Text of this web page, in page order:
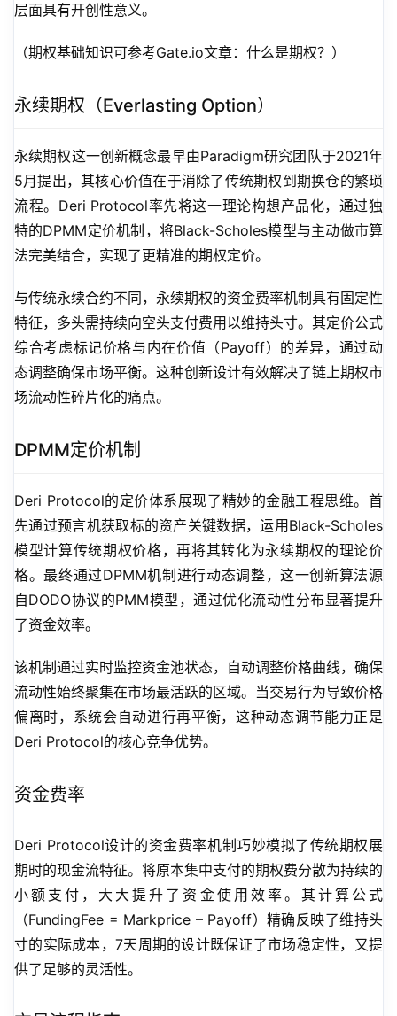
层面具有开创性意义。
（期权基础知识可参考Gate.io文章：什么是期权？）
永续期权（Everlasting Option）
永续期权这一创新概念最早由Paradigm研究团队于2021年
5月提出，其核心价值在于消除了传统期权到期换仓的繁琐
流程。Deri Protocol率先将这一理论构想产品化，通过独
特的DPMM定价机制，将Black-Scholes模型与主动做市算
法完美结合，实现了更精准的期权定价。
与传统永续合约不同，永续期权的资金费率机制具有固定性
特征，多头需持续向空头支付费用以维持头寸。其定价公式
综合考虑标记价格与内在价值（Payoff）的差异，通过动
态调整确保市场平衡。这种创新设计有效解决了链上期权市
场流动性碎片化的痛点。
DPMM定价机制
Deri Protocol的定价体系展现了精妙的金融工程思维。首
先通过预言机获取标的资产关键数据，运用Black-Scholes
模型计算传统期权价格，再将其转化为永续期权的理论价
格。最终通过DPMM机制进行动态调整，这一创新算法源
自DODO协议的PMM模型，通过优化流动性分布显著提升
了资金效率。
该机制通过实时监控资金池状态，自动调整价格曲线，确保
流动性始终聚集在市场最活跃的区域。当交易行为导致价格
偏离时，系统会自动进行再平衡，这种动态调节能力正是
Deri Protocol的核心竞争优势。
资金费率
Deri Protocol设计的资金费率机制巧妙模拟了传统期权展
期时的现金流特征。将原本集中支付的期权费分散为持续的
小额支付，大大提升了资金使用效率。其计算公式
（FundingFee = Markprice – Payoff）精确反映了维持头
寸的实际成本，7天周期的设计既保证了市场稳定性，又提
供了足够的灵活性。